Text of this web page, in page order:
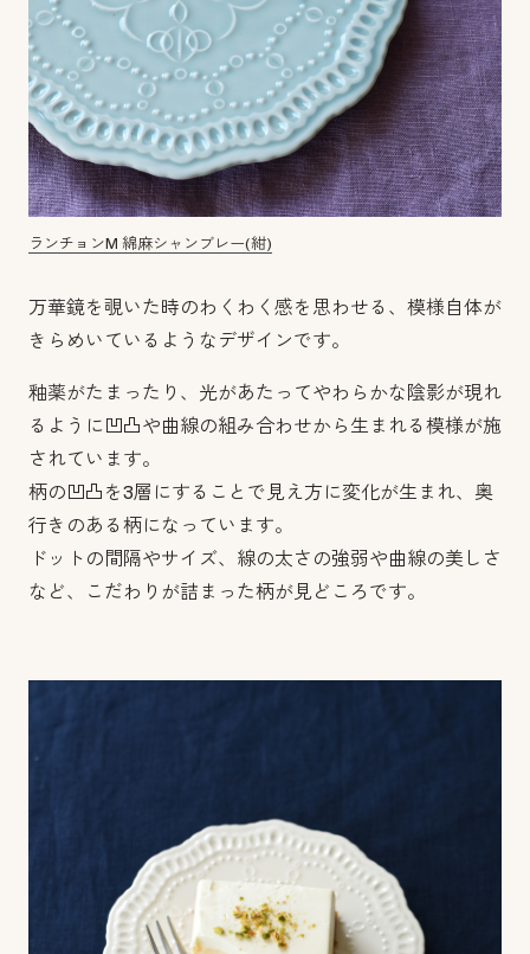
ランチョンM 綿麻シャンブレー(紺)
万華鏡を覗いた時のわくわく感を思わせる、模様自体が
きらめいているようなデザインです。
釉薬がたまったり、光があたってやわらかな陰影が現れ
るように凹凸や曲線の組み合わせから生まれる模様が施
されています。
柄の凹凸を3層にすることで見え方に変化が生まれ、奥
行きのある柄になっています。
ドットの間隔やサイズ、線の太さの強弱や曲線の美しさ
など、こだわりが詰まった柄が見どころです。